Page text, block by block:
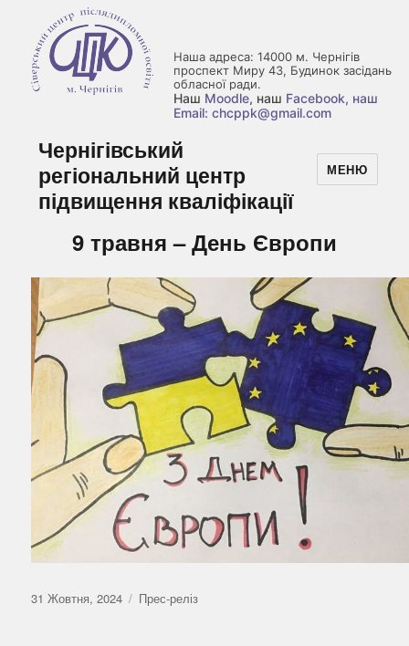
Наша адреса: 14000 м. Чернігів
проспект Миру 43, Будинок засідань
обласної ради.
Наш Moodle, наш Facebook, наш
Email: chcppk@gmail.com
Чернігівський
регіональний центр
підвищення кваліфікації
МЕНЮ
9 травня – День Європи
Оприлюднено
31 Жовтня, 2024 Категорії
Прес-реліз